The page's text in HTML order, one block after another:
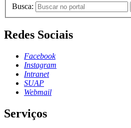
Busca:
Redes Sociais
Facebook
Instagram
Intranet
SUAP
Webmail
Serviços